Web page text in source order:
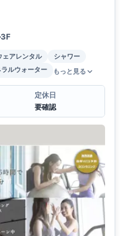
ェアレンタル
シャワー
ラルウォーター もっと見る
定休日
要確認